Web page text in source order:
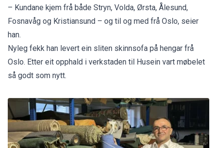
– Kundane kjem frå både Stryn, Volda, Ørsta, Ålesund,
Fosnavåg og Kristiansund – og til og med frå Oslo, seier
han.
Nyleg fekk han levert ein sliten skinnsofa på hengar frå
Oslo. Etter eit opphald i verkstaden til Husein vart møbelet
så godt som nytt.